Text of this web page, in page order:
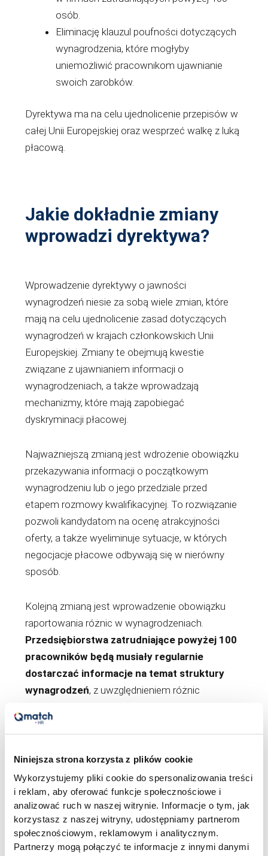
Niniejsza strona korzysta z plików cookie
Wykorzystujemy pliki cookie do spersonalizowania treści
i reklam, aby oferować funkcje społecznościowe i
analizować ruch w naszej witrynie. Informacje o tym, jak
korzystasz z naszej witryny, udostępniamy partnerom
społecznościowym, reklamowym i analitycznym.
Partnerzy mogą połączyć te informacje z innymi danymi
osób.
Eliminację klauzul poufności dotyczących
wynagrodzenia, które mogłyby
uniemożliwić pracownikom ujawnianie
swoich zarobków.
Dyrektywa ma na celu ujednolicenie przepisów w
całej Unii Europejskiej oraz wesprzeć walkę z luką
płacową.
Jakie dokładnie zmiany
wprowadzi dyrektywa?
Wprowadzenie dyrektywy o jawności
wynagrodzeń niesie za sobą wiele zmian, które
mają na celu ujednolicenie zasad dotyczących
wynagrodzeń w krajach członkowskich Unii
Europejskiej. Zmiany te obejmują kwestie
związane z ujawnianiem informacji o
wynagrodzeniach, a także wprowadzają
mechanizmy, które mają zapobiegać
dyskryminacji płacowej.
Najważniejszą zmianą jest wdrożenie obowiązku
przekazywania informacji o początkowym
wynagrodzeniu lub o jego przedziale przed
etapem rozmowy kwalifikacyjnej. To rozwiązanie
pozwoli kandydatom na ocenę atrakcyjności
oferty, a także wyeliminuje sytuacje, w których
negocjacje płacowe odbywają się w nierówny
sposób.
Kolejną zmianą jest wprowadzenie obowiązku
raportowania różnic w wynagrodzeniach.
Przedsiębiorstwa zatrudniające powyżej 100
pracowników będą musiały regularnie
dostarczać informacje na temat struktury
wynagrodzeń, z uwzględnieniem różnic
Polecane artykuły
ARTYKUŁ